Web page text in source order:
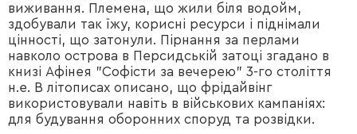
виживання. Племена, що жили біля водойм,
здобували так їжу, корисні ресурси і піднімали
цінності, що затонули. Пірнання за перлами
навколо острова в Персидській затоці згадано в
книзі Афінея "Софісти за вечерею" 3-го століття
н.е. В літописах описано, що фрідайвінг
використовували навіть в військових кампаніях:
для будування оборонних споруд та розвідки.